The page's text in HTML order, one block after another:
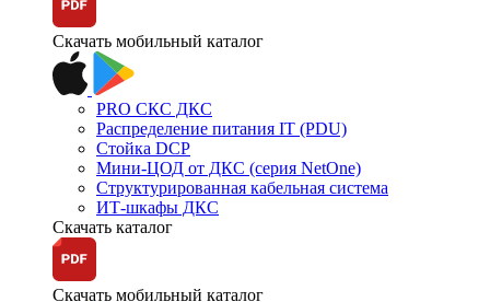
Скачать мобильный каталог
PRO СКС ДКС
Распределение питания IT (PDU)
Стойка DCP
Мини-ЦОД от ДКС (серия NetOne)
Структурированная кабельная система
ИТ-шкафы ДКС
Скачать каталог
Скачать мобильный каталог